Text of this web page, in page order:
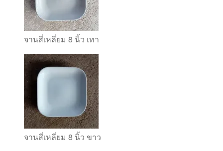
จานสี่เหลี่ยม 8 นิ้ว เทา
จานสี่เหลี่ยม 8 นิ้ว ขาว